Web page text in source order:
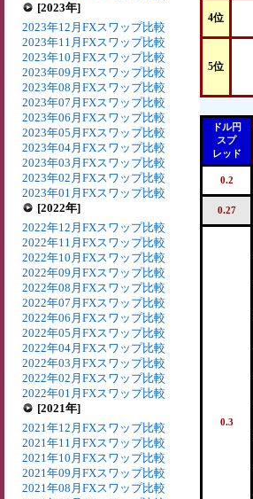
[2023年]
2023年12月FXスワップ比較
2023年11月FXスワップ比較
2023年10月FXスワップ比較
2023年09月FXスワップ比較
2023年08月FXスワップ比較
2023年07月FXスワップ比較
2023年06月FXスワップ比較
2023年05月FXスワップ比較
2023年04月FXスワップ比較
2023年03月FXスワップ比較
2023年02月FXスワップ比較
2023年01月FXスワップ比較
[2022年]
2022年12月FXスワップ比較
2022年11月FXスワップ比較
2022年10月FXスワップ比較
2022年09月FXスワップ比較
2022年08月FXスワップ比較
2022年07月FXスワップ比較
2022年06月FXスワップ比較
2022年05月FXスワップ比較
2022年04月FXスワップ比較
2022年03月FXスワップ比較
2022年02月FXスワップ比較
2022年01月FXスワップ比較
[2021年]
2021年12月FXスワップ比較
2021年11月FXスワップ比較
2021年10月FXスワップ比較
2021年09月FXスワップ比較
2021年08月FXスワップ比較
4位
5位
ドル円
スプ
レッド
0.2
0.27
0.3